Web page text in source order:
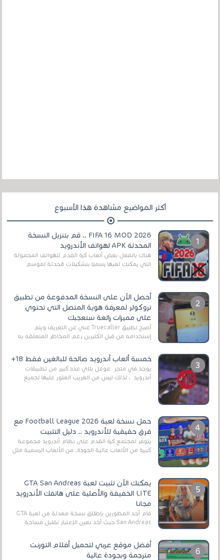
أكثر المواضيع مشاهدة هذا الأسبوع
FIFA 16 MOD 2026 .. قم بتنزيل النسخة
المحدثة APK لهواتف الأندرويد
هناك بالفعل بعض ألعاب كرة القدم للهواتف المحمولة
التي يمكنك لعبها رسميًا بتشكيلات مُحدثة لموسم
أحصل الآن على النسخة المدفوعة من تطبيق
تروكولر لمعرفة هوية المتصل التي تحتوي
على مميزات رائعة ستعجبك
أصبح تطبيق Truecaller غني عن التعريف ويتم
إستخدامه من قبل الكثيرين رغم المخاطر المتعلقه به
خمسة ألعاب أندرويد صالحة للبالغين فقط 18+
يوجد في متجر غوغل بلاي عدد كبير من تطبيقات
أندرويد ، لذلك ليس من الغريب العثور عليها لجميع
حمل نسخة لعبة Football League 2026 مع
فرق حقيقية للأندرويد .. دليل التثبيت
يتوفر لمجتمع كرة القدم على نظام أندرويد مجموعة
كبيرة من الألعاب عالية الجودة. من الألعاب الرسمية مثل
يمكنك الآن تثبيت لعبة GTA San Andreas
LITE الخفيفة والأصلية على هاتفك الأندرويد
مجانا
قام أحد المطورين بإطلاق نسخة معدلة من لعبة GTA
San Andreas حيث أخد بعين الإعتبار تقليل مساحة
أفضل موقع عربي لتحميل أفلام التورنت
مترجمة وبجودة عالية